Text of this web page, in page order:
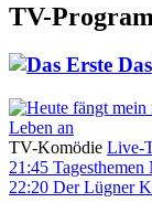
TV-
Leben an
TV-Komödie Live-
21:45 Tagesthemen
22:20 Der Lügner